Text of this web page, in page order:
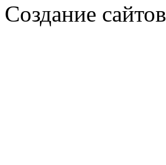
Создание сайтов